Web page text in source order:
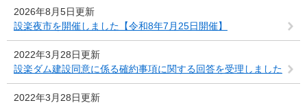
2026年8月5日更新
設楽夜市を開催しました【令和8年7月25日開催】
2022年3月28日更新
設楽ダム建設同意に係る確約事項に関する回答を受理しました
2022年3月28日更新